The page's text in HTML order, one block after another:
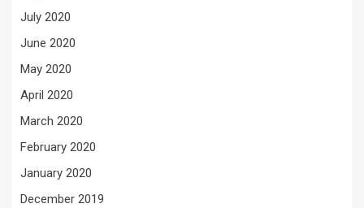
July 2020
June 2020
May 2020
April 2020
March 2020
February 2020
January 2020
December 2019